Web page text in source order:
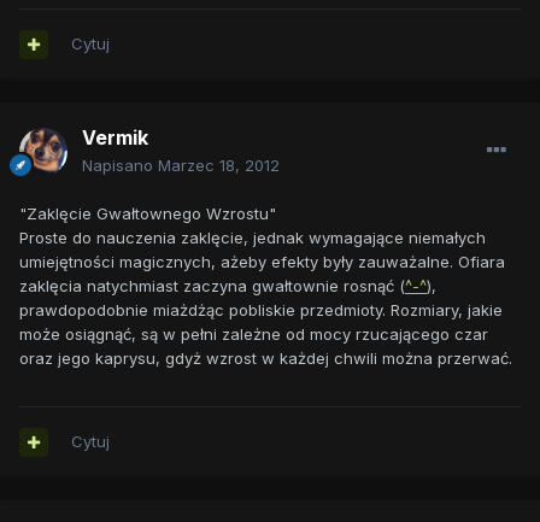
Cytuj
Vermik
Napisano Marzec 18, 2012
"Zaklęcie Gwałtownego Wzrostu"
Proste do nauczenia zaklęcie, jednak wymagające niemałych
umiejętności magicznych, ażeby efekty były zauważalne. Ofiara
zaklęcia natychmiast zaczyna gwałtownie rosnąć (^-^),
prawdopodobnie miażdżąc pobliskie przedmioty. Rozmiary, jakie
może osiągnąć, są w pełni zależne od mocy rzucającego czar
oraz jego kaprysu, gdyż wzrost w każdej chwili można przerwać.
Cytuj